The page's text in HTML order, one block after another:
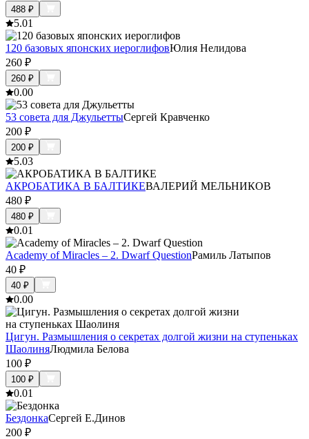
488 ₽
5.01
120 базовых японских иероглифовЮлия Нелидова
260 ₽
260 ₽
0.00
53 совета для ДжульеттыСергей Кравченко
200 ₽
200 ₽
5.03
АКРОБАТИКА В БАЛТИКЕВАЛЕРИЙ МЕЛЬНИКОВ
480 ₽
480 ₽
0.01
Academy of Miracles – 2. Dwarf QuestionРамиль Латыпов
40 ₽
40 ₽
0.00
Цигун. Размышления о секретах долгой жизни на ступеньках
ШаолиняЛюдмила Белова
100 ₽
100 ₽
0.01
БездонкаСергей Е.Динов
200 ₽